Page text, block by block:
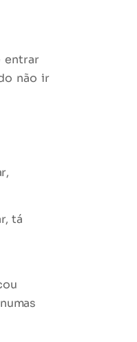
entrar
não ir
,
tá